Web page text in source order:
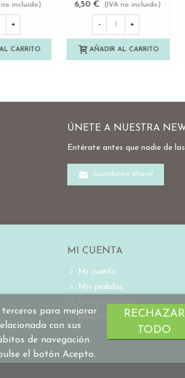
no incluido)
-25%
+
CARRITO
10,50 € (IVA no incluido)
- +
AÑADIR AL CARRITO
ÚNETE A NUESTRA
Entérate antes que nadie de
Suscribirme ahora!
para mejorar
con sus
de navegación.
el botón Acepto.
RECHAZAR
TODO
MI CUENTA
Mi cuenta
Mis pedidos
Registro